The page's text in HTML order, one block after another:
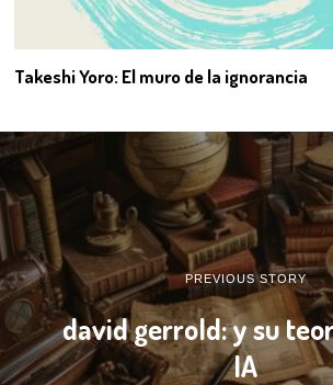
Takeshi Yoro: El muro de la ignorancia
PREVIOUS STORY
david gerrold: y su
IA